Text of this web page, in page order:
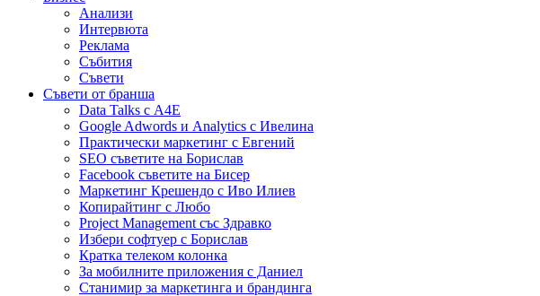
Анализи
Интервюта
Реклама
Събития
Съвети
Съвети от бранша
Data Talks с А4Е
Google Adwords и Analytics с Ивелина
Практически маркетинг с Евгений
SEO съветите на Борислав
Facebook съветите на Бисер
Маркетинг Крешендо с Иво Илиев
Копирайтинг с Любо
Project Management със Здравко
Избери софтуер с Борислав
Кратка телеком колонка
За мобилните приложения с Даниел
Станимир за маркетинга и брандинга